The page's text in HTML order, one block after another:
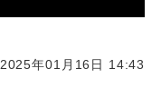
2025年01月16日 14:43